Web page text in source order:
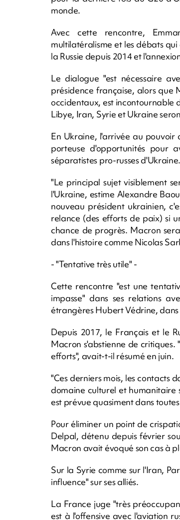
monde.
Avec cette rencontre,
multilatéralisme et les débats
la Russie depuis 2014 et
Le dialogue "est nécessaire
présidence française, alors que
occidentaux, est incontournable
Libye, Iran, Syrie et Ukraine
En Ukraine, l'arrivée au pouvoir
porteuse d'opportunités pour
séparatistes pro-russes d'Ukraine.
"Le principal sujet visiblement
l'Ukraine, estime Alexandre
nouveau président ukrainien,
relance (des efforts de paix) si
chance de progrès. Macron
dans l'histoire comme Nicolas
- "Tentative très utile" -
Cette rencontre "est une
impasse" dans ses relations
étrangères Hubert Védrine,
Depuis 2017, le Français et le
Macron s'abstienne de critiques.
efforts", avait-t-il résumé en juin.
"Ces derniers mois, les contacts
domaine culturel et humanitaire
est prévue quasiment dans
Pour éliminer un point de
Delpal, détenu depuis février
Macron avait évoqué son cas à
Sur la Syrie comme sur l'Iran,
influence" sur ses alliés.
La France juge "très
est à l'offensive avec l'aviation